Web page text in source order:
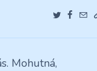
Mohutná,